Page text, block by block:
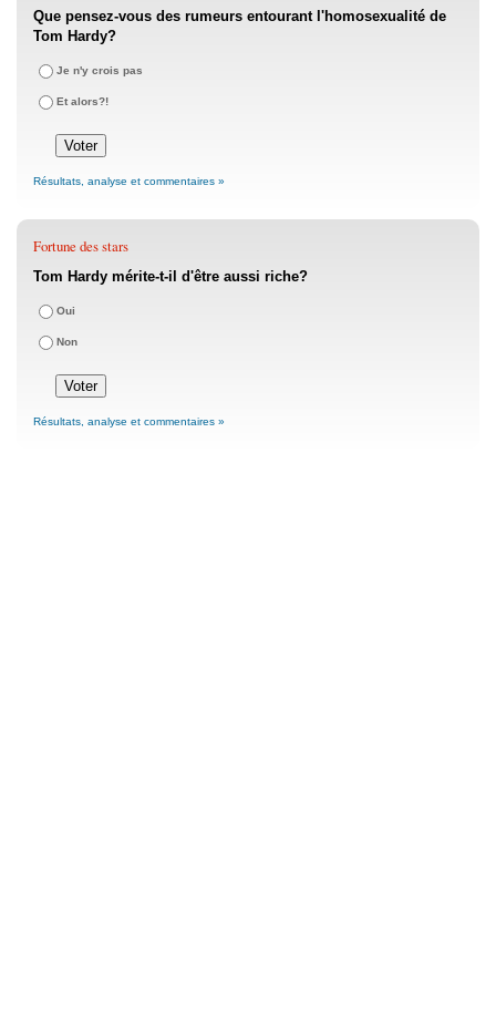
Que pensez-vous des rumeurs entourant l'homosexualité de
Tom Hardy?
Je n'y crois pas
Et alors?!
Résultats, analyse et commentaires »
Fortune des stars
Tom Hardy mérite-t-il d'être aussi riche?
Oui
Non
Résultats, analyse et commentaires »